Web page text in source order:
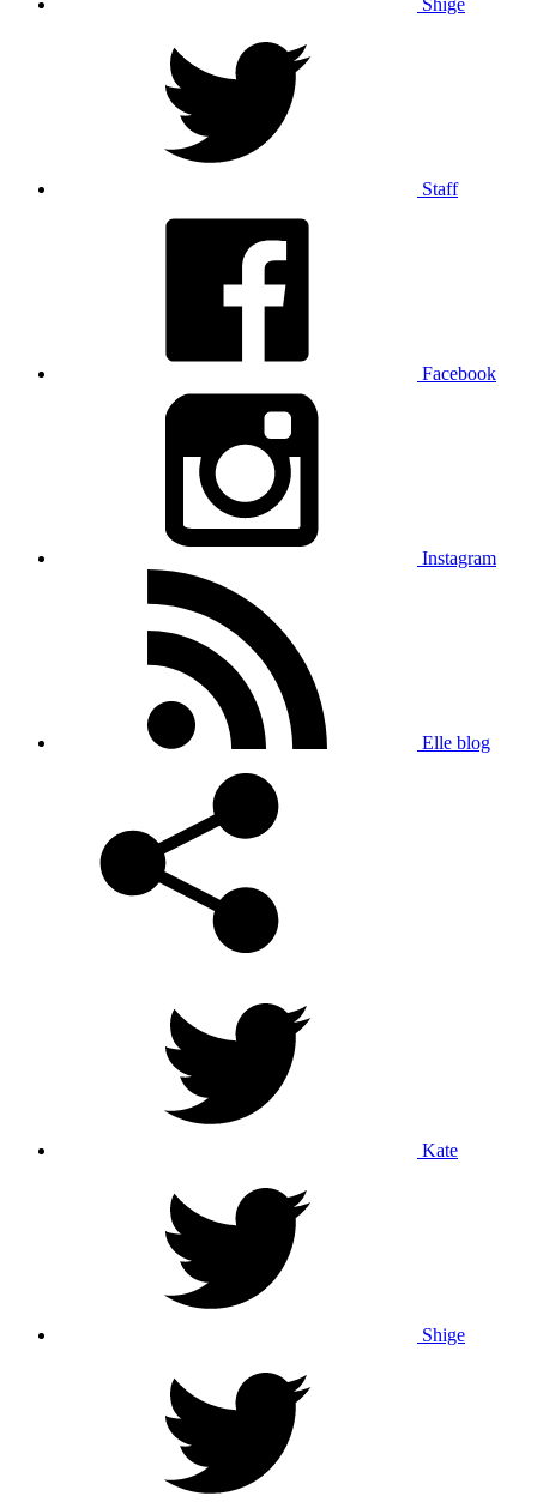
Shige
Staff
Facebook
Instagram
Elle blog
Kate
Shige